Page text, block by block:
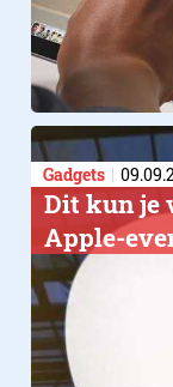
Gadgets
Dit kun je
Apple-